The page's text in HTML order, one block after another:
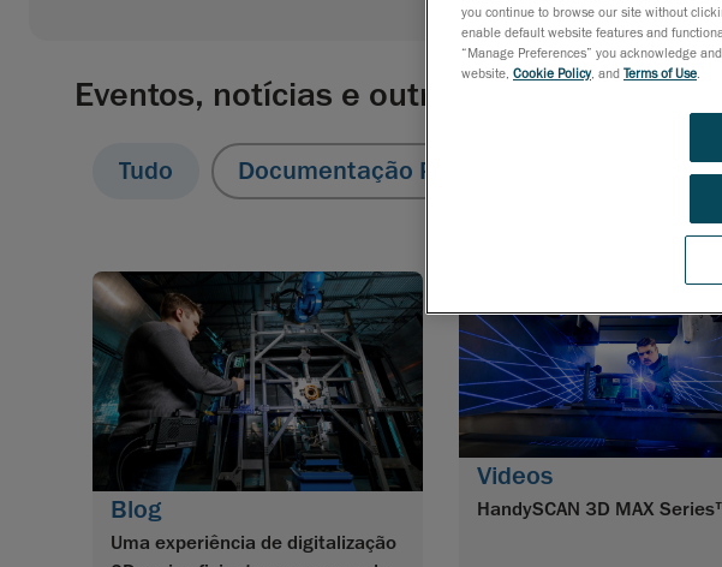
Eventos, notícias e outros recursos
Tudo Documentação Promocional
Blog
Uma experiência de digitalização
Videos
HandySCAN 3D MAX
you continue to browse our site without
enable default website features and
“Manage Preferences” you acknowledge
website, Cookie Policy, and Terms of Use